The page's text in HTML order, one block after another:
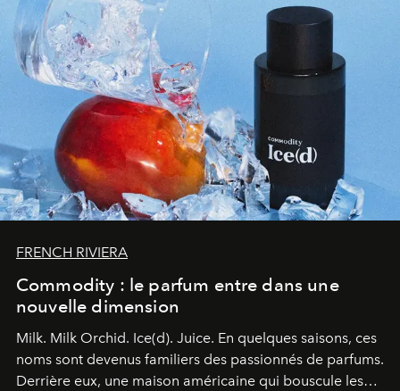
FRENCH RIVIERA
Commodity : le parfum entre dans une
nouvelle dimension
Milk. Milk Orchid. Ice(d). Juice. En quelques saisons, ces
noms sont devenus familiers des passionnés de parfums.
Derrière eux, une maison américaine qui bouscule les